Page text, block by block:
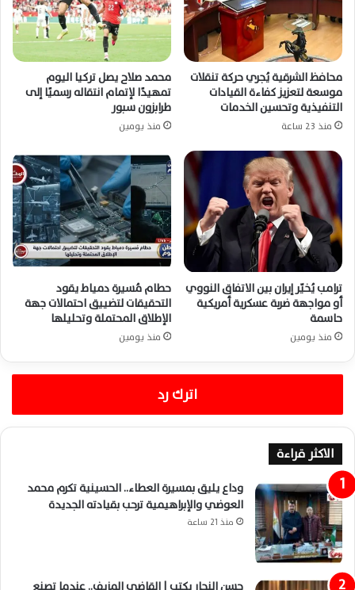
محافظ الشرقية يُجري حركة تنقلات
موسعة لتعزيز كفاءة القيادات
التنفيذية وتحسين الخدمات
منذ 23 ساعة
محمد صلاح يصل تركيا اليوم
تمهيدًا لإتمام انتقاله رسميًا إلى
طرابزون سبور
منذ يومين
ترامب يُخيّر إيران بين الاتفاق النووي
أو مواجهة ضربة عسكرية أمريكية
حاسمة
منذ يومين
حطام مُسيرة دمياط يقود
التحقيقات لتضييق احتمالات جهة
الإطلاق المحتملة وتحليلها
منذ يومين
اترك رد
الاكثر قراءة
وداع يليق بمسيرة العطاء.. الحسينية تكرم محمد
العوضي والإبراهيمية ترحب بقيادته الجديدة
منذ 21 ساعة